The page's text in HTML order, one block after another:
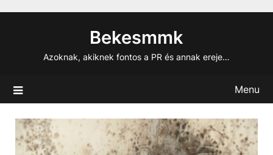
Bekesmmk
Azoknak, akiknek fontos a PR és annak ereje…
Menu